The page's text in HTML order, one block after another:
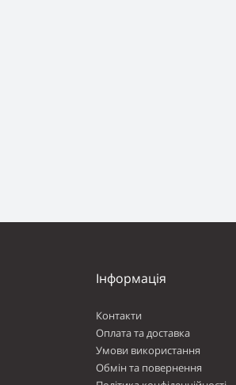
Інформація
Контакти
Оплата та доставка
Умови використання
Обмін та повернення